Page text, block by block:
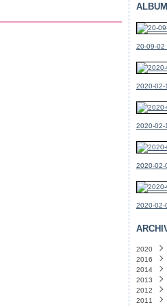
20-09-
2020-02-
2020-02-
2020-02-
2020-02-
2020
Février
2016
Mars
Février
2014
2013
Août
2012
2011